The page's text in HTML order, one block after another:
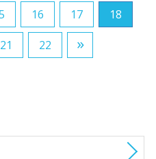
16 17 18
21 22 »